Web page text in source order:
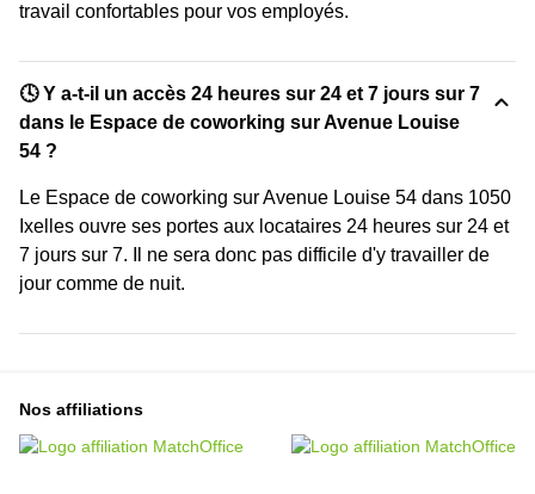
travail confortables pour vos employés.
🕓 Y a-t-il un accès 24 heures sur 24 et 7 jours sur 7
dans le Espace de coworking sur Avenue Louise
54 ?
Le Espace de coworking sur Avenue Louise 54 dans 1050
Ixelles ouvre ses portes aux locataires 24 heures sur 24 et
7 jours sur 7. Il ne sera donc pas difficile d'y travailler de
jour comme de nuit.
Nos affiliations